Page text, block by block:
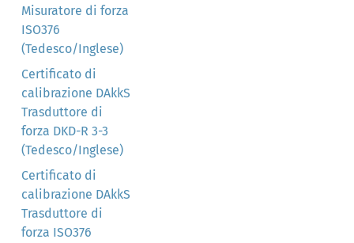
Misuratore di forza
ISO376
(Tedesco/Inglese)
Certificato di
calibrazione DAkkS
Trasduttore di
forza DKD-R 3-3
(Tedesco/Inglese)
Certificato di
calibrazione DAkkS
Trasduttore di
forza ISO376